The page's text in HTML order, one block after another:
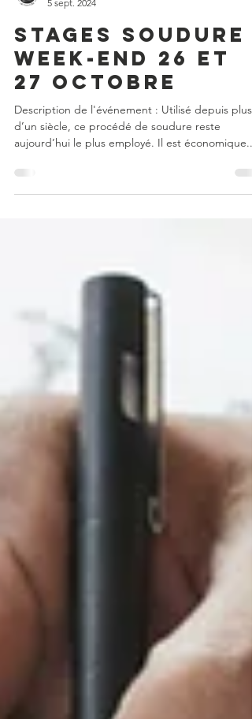
5 sept. 2024
STAGES soudure
WEEK-END 26 et
27 octobre
Description de l'événement : Utilisé depuis plus
aujourd’hui le plus employé. Il est économique...